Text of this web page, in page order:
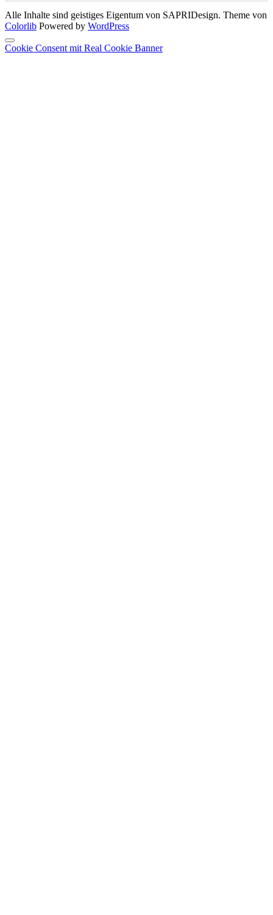
Alle Inhalte sind geistiges Eigentum von SAPRIDesign. Theme von
Colorlib Powered by WordPress
Cookie Consent mit Real Cookie Banner